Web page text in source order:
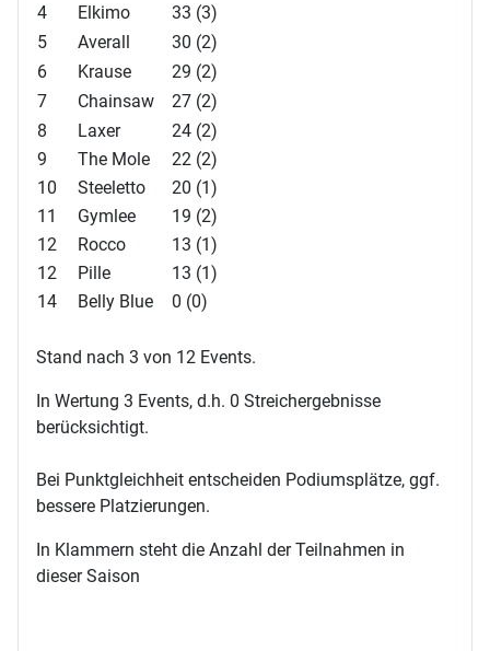
4
Elkimo
33 (3)
5
Averall
30 (2)
6
Krause
29 (2)
7
Chainsaw
27 (2)
8
Laxer
24 (2)
9
The Mole
22 (2)
10
Steeletto
20 (1)
11
Gymlee
19 (2)
12
Rocco
13 (1)
12
Pille
13 (1)
14
Belly Blue 0 (0)
Stand nach 3 von 12 Events.
In Wertung 3 Events, d.h. 0 Streichergebnisse
berücksichtigt.
Bei Punktgleichheit entscheiden Podiumsplätze, ggf.
bessere Platzierungen.
In Klammern steht die Anzahl der Teilnahmen in
dieser Saison